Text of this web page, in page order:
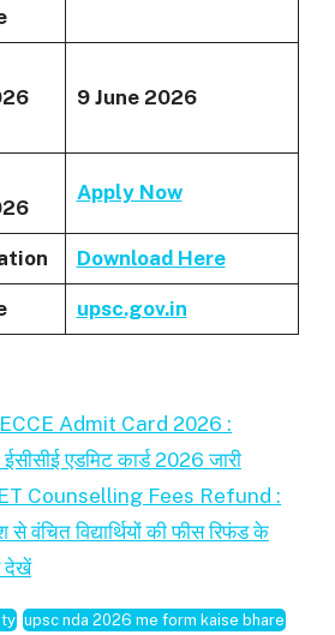
9 June 2026
Apply Now
Download Here
upsc.gov.in
Admit Card 2026 :
एडमिट कार्ड 2026 जारी
Counselling Fees Refund :
से वंचित विद्यार्थियों की फीस रिफंड के
देखें
upsc nda 2026 me form kaise bhare